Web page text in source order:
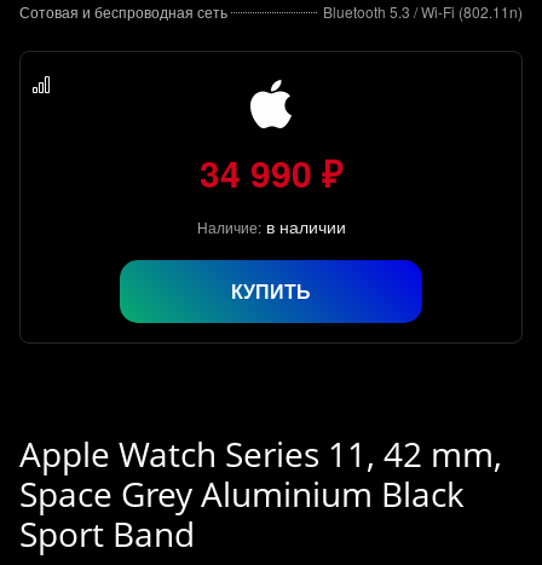
Сотовая и беспроводная сеть Bluetooth 5.3 / Wi-Fi (802.11n)
34 990 ₽
Наличие: в наличии
КУПИТЬ
Apple Watch Series 11, 42 mm,
Space Grey Aluminium Black
Sport Band